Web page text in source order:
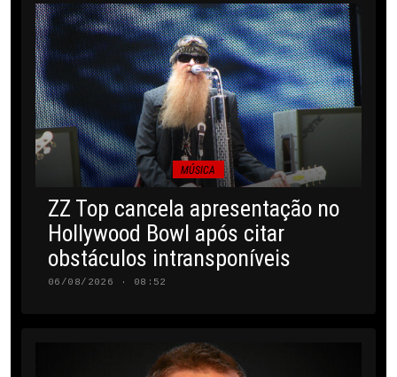
MÚSICA
ZZ Top cancela apresentação no
Hollywood Bowl após citar
obstáculos intransponíveis
06/08/2026 · 08:52